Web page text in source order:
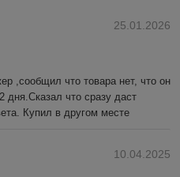
25.01.2026
,сообщил что товара нет, что он
дня.Сказал что сразу даст
Купил в другом месте
10.04.2025